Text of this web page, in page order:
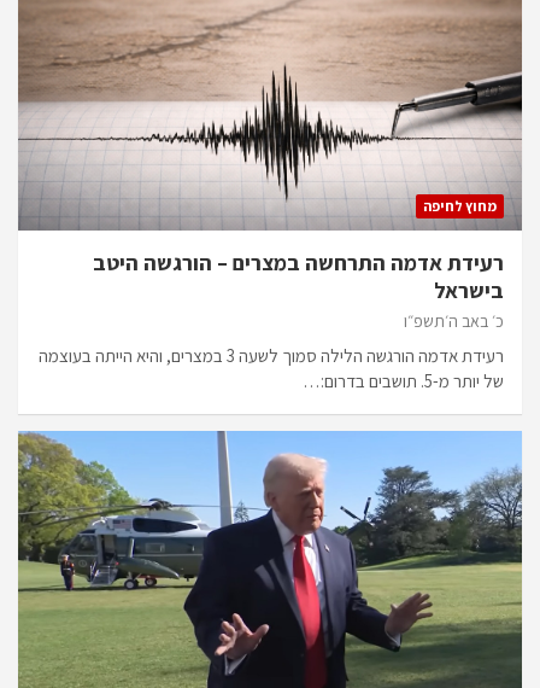
מחוץ לחיפה
רעידת אדמה התרחשה במצרים – הורגשה היטב
בישראל
כ׳ באב ה׳תשפ״ו
רעידת אדמה הורגשה הלילה סמוך לשעה 3 במצרים, והיא הייתה בעוצמה
של יותר מ-5. תושבים בדרום:…